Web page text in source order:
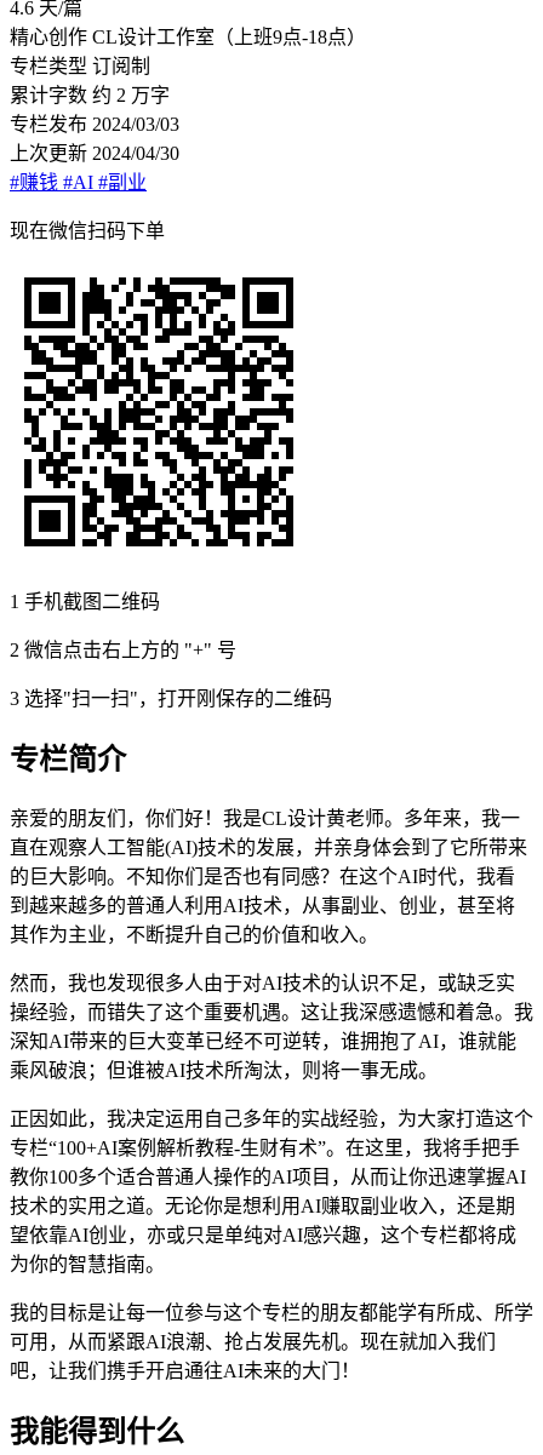
4.6 天/篇
精心创作 CL设计工作室（上班9点-18点）
专栏类型 订阅制
累计字数 约 2 万字
专栏发布 2024/03/03
上次更新 2024/04/30
#赚钱 #AI #副业
现在微信扫码下单
1 手机截图二维码
2 微信点击右上方的 "+" 号
3 选择"扫一扫"，打开刚保存的二维码
专栏简介
亲爱的朋友们，你们好！我是CL设计黄老师。多年来，我一
直在观察人工智能(AI)技术的发展，并亲身体会到了它所带来
的巨大影响。不知你们是否也有同感？在这个AI时代，我看
到越来越多的普通人利用AI技术，从事副业、创业，甚至将
其作为主业，不断提升自己的价值和收入。
然而，我也发现很多人由于对AI技术的认识不足，或缺乏实
操经验，而错失了这个重要机遇。这让我深感遗憾和着急。我
深知AI带来的巨大变革已经不可逆转，谁拥抱了AI，谁就能
乘风破浪；但谁被AI技术所淘汰，则将一事无成。
正因如此，我决定运用自己多年的实战经验，为大家打造这个
专栏“100+AI案例解析教程-生财有术”。在这里，我将手把手
教你100多个适合普通人操作的AI项目，从而让你迅速掌握AI
技术的实用之道。无论你是想利用AI赚取副业收入，还是期
望依靠AI创业，亦或只是单纯对AI感兴趣，这个专栏都将成
为你的智慧指南。
我的目标是让每一位参与这个专栏的朋友都能学有所成、所学
可用，从而紧跟AI浪潮、抢占发展先机。现在就加入我们
吧，让我们携手开启通往AI未来的大门！
我能得到什么